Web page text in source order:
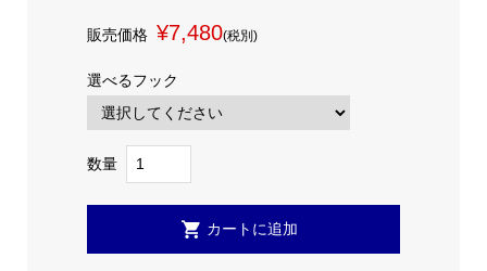
販売価格 ¥7,480(税別)
選べるフック
数量